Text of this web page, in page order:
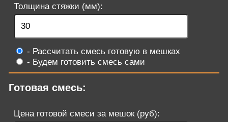
Толщина стяжки (мм):
- Рассчитать смесь готовую в мешках
- Будем готовить смесь сами
Готовая смесь:
Цена готовой смеси за мешок (руб):